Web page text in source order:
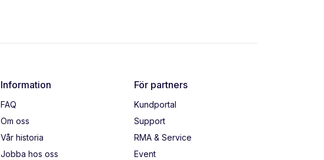
Information
FAQ
Om oss
Vår historia
Jobba hos oss
För partners
Kundportal
Support
RMA & Service
Event